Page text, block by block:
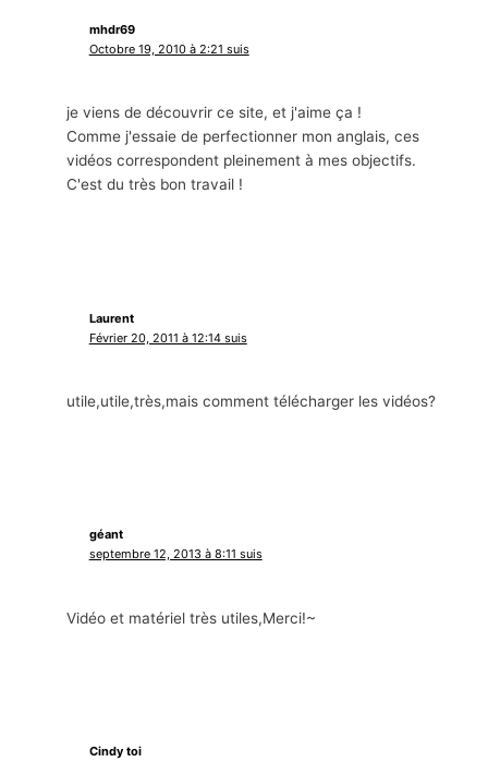
mhdr69
Octobre 19, 2010 à 2:21 suis
je viens de découvrir ce site, et j'aime ça !
Comme j'essaie de perfectionner mon anglais, ces
vidéos correspondent pleinement à mes objectifs.
C'est du très bon travail !
Laurent
Février 20, 2011 à 12:14 suis
utile,utile,très,mais comment télécharger les vidéos?
géant
septembre 12, 2013 à 8:11 suis
Vidéo et matériel très utiles,Merci!~
Cindy toi